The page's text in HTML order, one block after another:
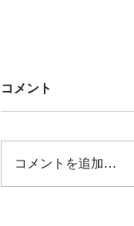
Untitled
オープニング 冬
で すごく盛り上が
💖
コメント
コメントを追加…